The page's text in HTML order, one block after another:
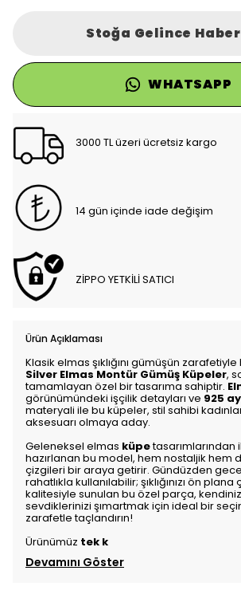
Stoğa Gelince
WHATSAPP
3000 TL üzeri ücretsiz kargo
14 gün içinde iade değişim
ZİPPO YETKİLİ SATICI
Ürün Açıklaması
Klasik elmas şıklığını gümüşün
Silver Elmas Montür Gümüş Küpeler,
tamamlayan özel bir tasarıma sahiptir.
görünümündeki işçilik detayları ve 925
materyali ile bu küpeler, stil sahibi
aksesuarı olmaya aday.
Geleneksel elmas küpetasarımlarından
hazırlanan bu model, hem nostaljik hem
çizgileri bir araya getirir. Gündüzden
rahatlıkla kullanılabilir; şıklığınızı ön plana
kalitesiyle sunulan bu özel parça,
sevdiklerinizi şımartmak için ideal bir seçim.
zarafetle taçlandırın!
Ürünümüz tek k
Devamını Göster